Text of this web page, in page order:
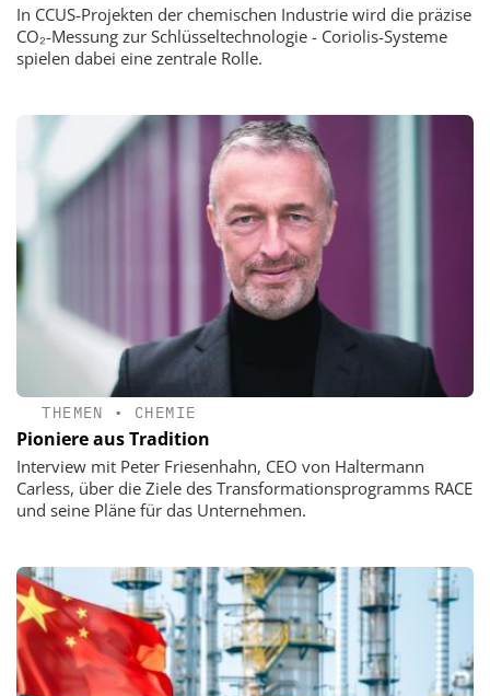
In CCUS-Projekten der chemischen Industrie wird die präzise
CO₂-Messung zur Schlüsseltechnologie - Coriolis-Systeme
spielen dabei eine zentrale Rolle.
THEMEN • CHEMIE
Pioniere aus Tradition
Interview mit Peter Friesenhahn, CEO von Haltermann
Carless, über die Ziele des Transformationsprogramms RACE
und seine Pläne für das Unternehmen.